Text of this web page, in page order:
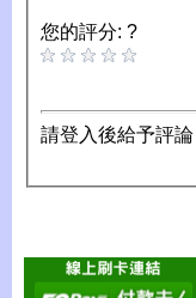
您的評分: ?
請登入後給予評論